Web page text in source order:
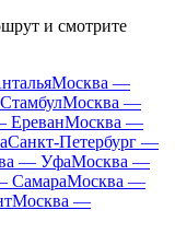
и смотрите
Москва —
Москва —
ЕреванМосква —
Санкт-Петербург —
— УфаМосква —
СамараМосква —
Москва —